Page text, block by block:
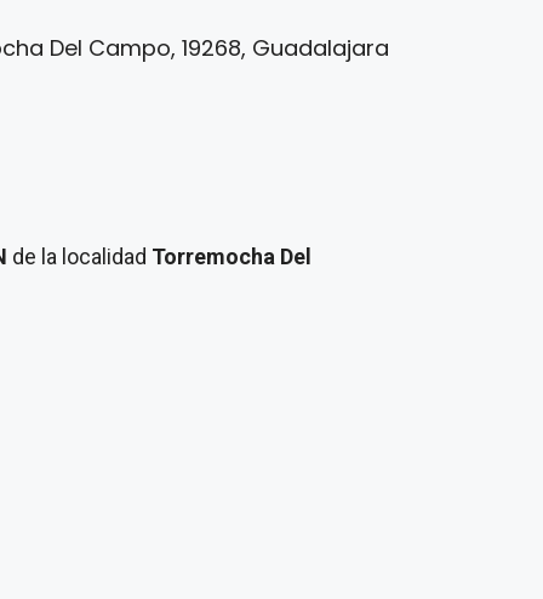
Del Campo, 19268, Guadalajara
de la localidad Torremocha Del